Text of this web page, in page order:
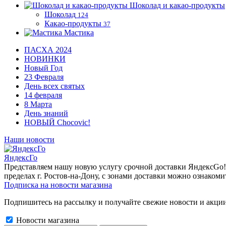
Шоколад и какао-продукты
Шоколад 124
Какао-продукты 37
Мастика
ПАСХА 2024
НОВИНКИ
Новый Год
23 Февраля
День всех святых
14 февраля
8 Марта
День знаний
НОВЫЙ Chocovic!
Наши новости
ЯндексГо
Представляем нашу новую услугу срочной доставки
пределах г. Ростов-на-Дону, с зонами доставки можно
Подписка на новости магазина
Подпишитесь на рассылку и получайте свежие новости и
Новости магазина